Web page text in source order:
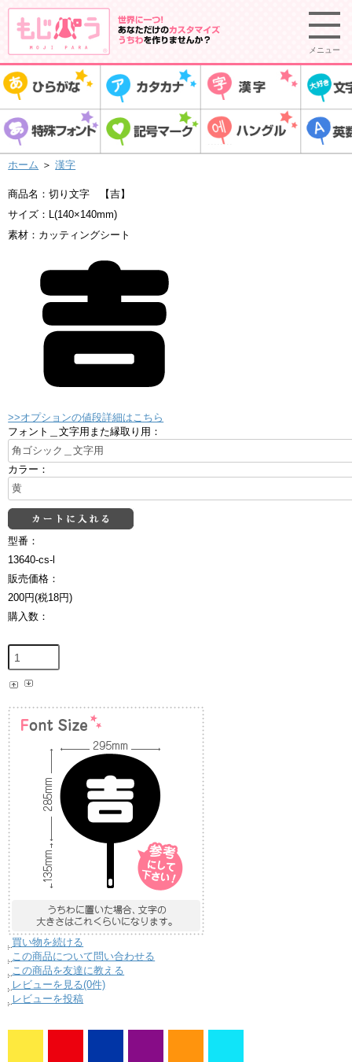
メニュー
ホーム ＞ 漢字
商品名：切り文字 【吉】
サイズ：L(140×140mm)
素材：カッティングシート
>>オプションの値段詳細はこちら
フォント＿文字用また縁取り用：
カラー：
型番：
13640-cs-l
販売価格：
200円(税18円)
購入数：
買い物を続ける
この商品について問い合わせる
この商品を友達に教える
レビューを見る(0件)
レビューを投稿